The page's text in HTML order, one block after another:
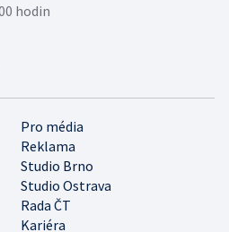
Pro média
Reklama
Studio Brno
Studio Ostrava
Rada ČT
Kariéra
hodin